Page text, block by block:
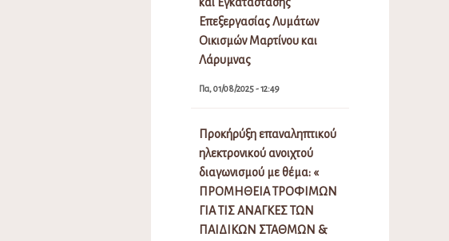
Επεξεργασίας Λυμάτων
Οικισμών Μαρτίνου και
Λάρυμνας
Πα, 01/08/2025 - 12:49
Προκήρύξη επαναληπτικού
ηλεκτρονικού ανοιχτού
διαγωνισμού με θέμα: «
ΠΡΟΜΗΘΕΙΑ ΤΡΟΦΙΜΩΝ
ΓΙΑ ΤΙΣ ΑΝΑΓΚΕΣ ΤΩΝ
ΠΑΙΔΙΚΩΝ ΣΤΑΘΜΩΝ &